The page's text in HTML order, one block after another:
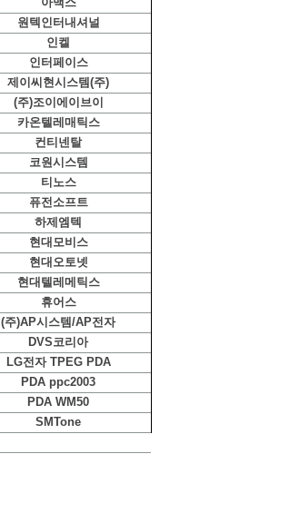
원텍인터내셔널
인켈
인터페이스
제이씨현시스템(주)
(주)조이에이브이
카온텔레매틱스
컨티넨탈
코원시스템
티노스
퓨전소프트
하제엠텍
현대모비스
현대오토넷
현대텔레메틱스
휴어스
(주)AP시스템/AP전자
DVS코리아
LG전자 TPEG PDA
PDA ppc2003
PDA WM50
SMTone